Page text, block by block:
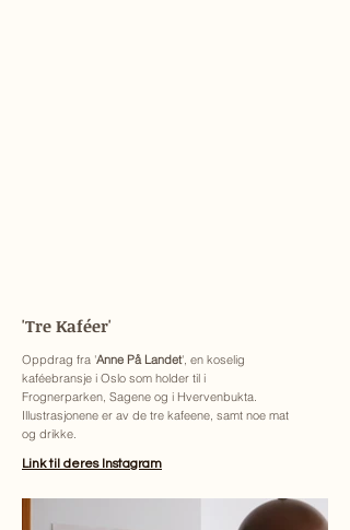
'Tre Kaféer'
Oppdrag fra 'Anne På Landet', en koselig
kaféebransje i Oslo som holder til i
Frognerparken, Sagene og i Hvervenbukta.
Illustrasjonene er av de tre kafeene, samt noe mat
og drikke.
Link til deres Instagram